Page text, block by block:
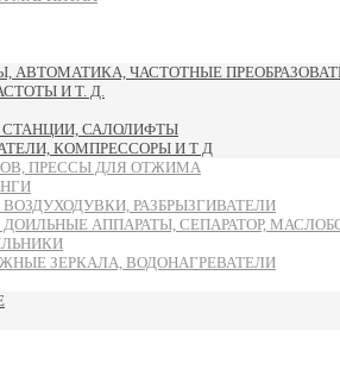
ЧАСТОТНЫЕ
И Т. Д.
САЛОЛИФТЫ
КОМПРЕССОРЫ И Т Д
ПРЕССЫ ДЛЯ ОТЖИМА
РАЗБРЫЗГИВАТЕЛИ
АППАРАТЫ, СЕПАРАТОР,
ЗЕРКАЛА, ВОДОНАГРЕВАТЕЛИ